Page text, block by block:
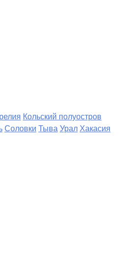
Кольский полуостров
Соловки Тыва Урал Хакасия